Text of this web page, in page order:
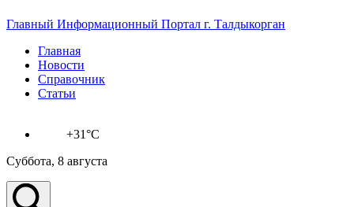
Главный Информационный Портал г. Талдыкорган
Главная
Новости
Справочник
Статьи
+31°C
Суббота, 8 августа